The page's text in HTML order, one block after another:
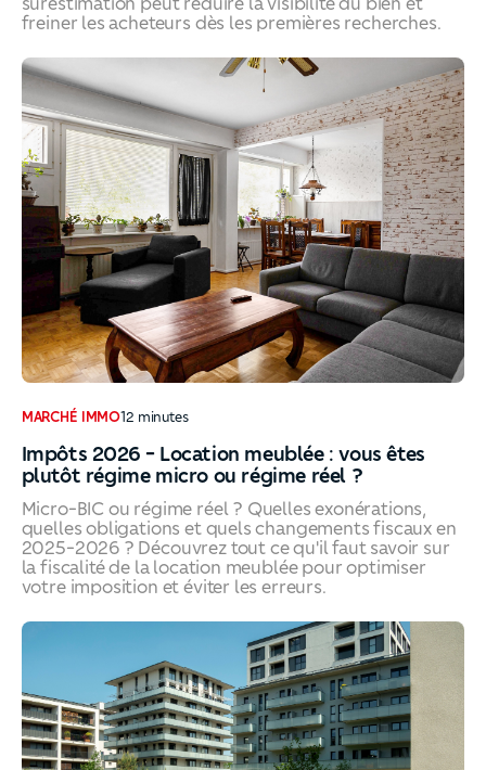
freiner les acheteurs dès les premières recherches.
MARCHÉ IMMO12 minutes
Impôts 2026 - Location meublée : vous êtes
plutôt régime micro ou régime réel ?
Micro-BIC ou régime réel ? Quelles exonérations,
quelles obligations et quels changements fiscaux en
2025-2026 ? Découvrez tout ce qu'il faut savoir sur
la fiscalité de la location meublée pour optimiser
votre imposition et éviter les erreurs.